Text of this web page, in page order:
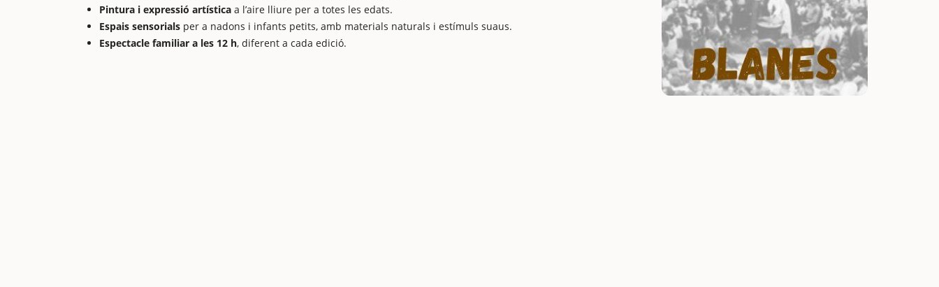
Pintura i expressió artística a l’aire lliure per a totes les edats.
Espais sensorials per a nadons i infants petits, amb materials naturals i estímuls suaus.
Espectacle familiar a les 12 h, diferent a cada edició.